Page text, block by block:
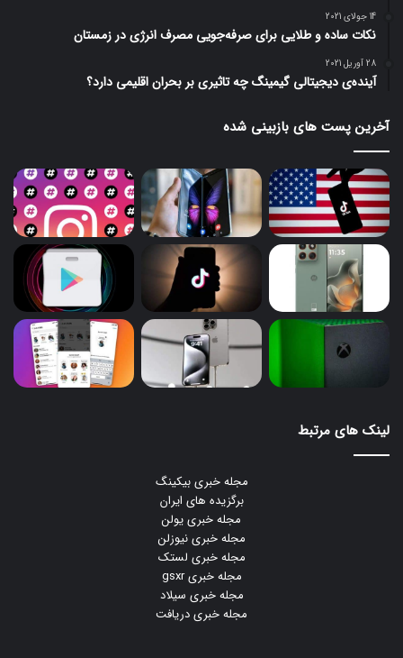
14 جولای 2021
نکات ساده و طلایی برای صرفه‌جویی مصرف انرژی در زمستان
28 آوریل 2021
آینده‌ی دیجیتالی گیمینگ چه تاثیری بر بحران اقلیمی دارد؟
آخرین پست های بازبینی شده
لینک های مرتبط
مجله خبری بیکینگ
برگزیده های ایران
مجله خبری یولن
مجله خبری نیوزلن
مجله خبری لستک
مجله خبری gsxr
مجله خبری سیلاد
مجله خبری دریافت